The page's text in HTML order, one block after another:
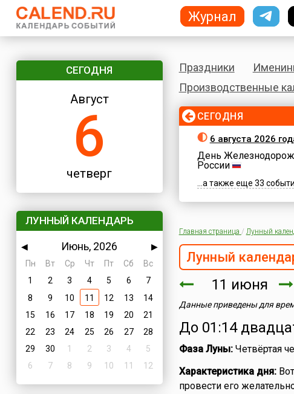
СЕГОДНЯ
Август
6
четверг
ЛУННЫЙ КАЛЕНДАРЬ
◀ Июнь, 2026
▶
Пн
Вт Ср Чт Пт Сб
Вс
1
2 3 4 5 6
7
8
9 10 11 12 13
14
15
16 17 18 19 20
21
22
23 24 25 26 27
28
29
30 1 2 3 4
5
6
7 8 9 10 11 12
Праздники
Производственные
СЕГОДНЯ
6 августа 2026
День
России
...а также еще 33
Главная страница / Лунный
Лунный
11 июня
Данные приведены для
До 01:14
Фаза Луны:Четвёртая
Характеристика дня:
провести его
Журнал